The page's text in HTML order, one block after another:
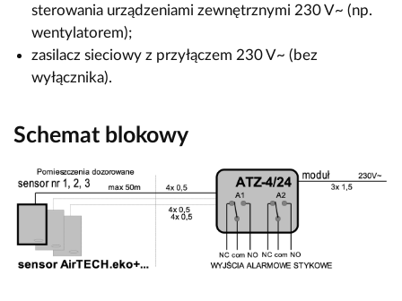
sterowania urządzeniami zewnętrznymi 230 V~ (np.
wentylatorem);
zasilacz sieciowy z przyłączem 230 V~ (bez
wyłącznika).
Schemat blokowy